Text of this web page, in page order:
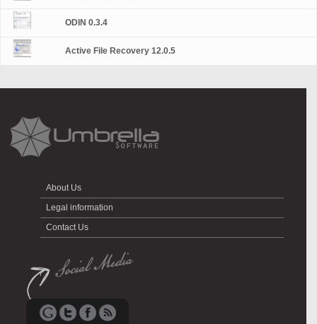
ODIN 0.3.4
Active File Recovery 12.0.5
About Us
Legal information
Contact Us